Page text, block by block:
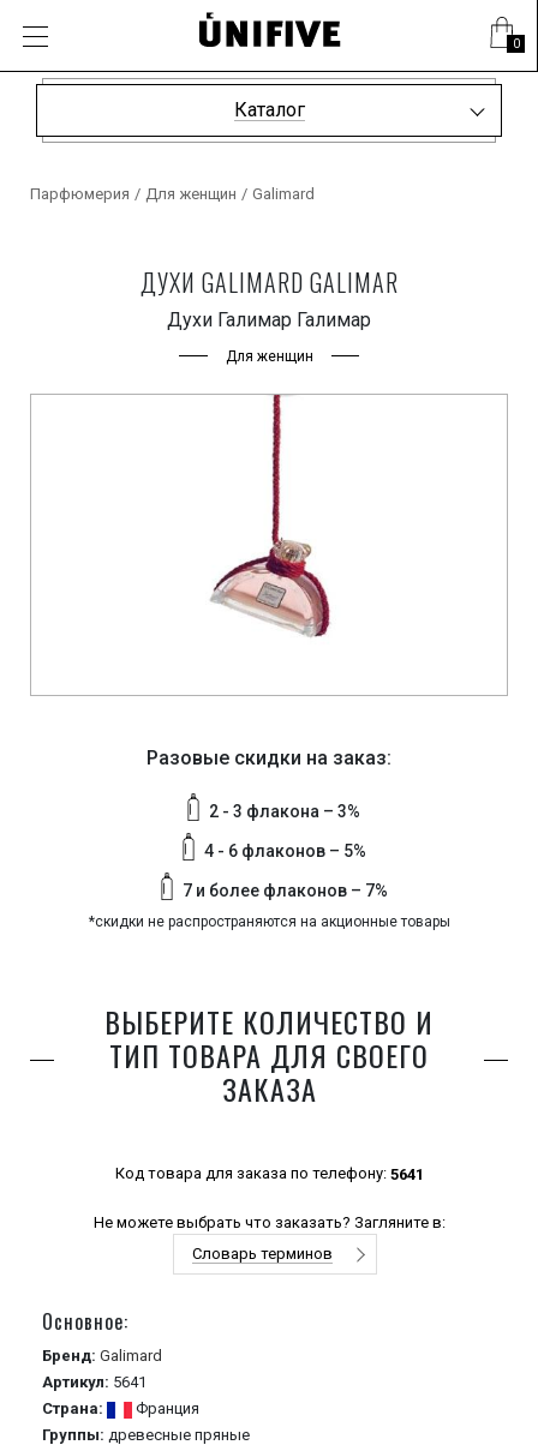
0
Каталог
Парфюмерия / Для женщин / Galimard
ДУХИ GALIMARD GALIMAR
Духи Галимар Галимар
Для женщин
Разовые скидки на заказ:
2 - 3 флакона – 3%
4 - 6 флаконов – 5%
7 и более флаконов – 7%
*скидки не распространяются на акционные товары
ВЫБЕРИТЕ КОЛИЧЕСТВО И
ТИП ТОВАРА ДЛЯ СВОЕГО
ЗАКАЗА
Код товара для заказа по телефону: 5641
Не можете выбрать что заказать? Загляните в:
Словарь терминов
Основное:
Бренд: Galimard
Артикул: 5641
Страна:
Франция
Группы: древесные пряные